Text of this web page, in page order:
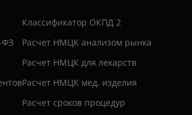
ФЗ
Классификатор ОКПД 2
Расчет НМЦК анализом рынка
Расчет НМЦК для лекарств
Расчет НМЦК мед. изделия
Расчет сроков процедур